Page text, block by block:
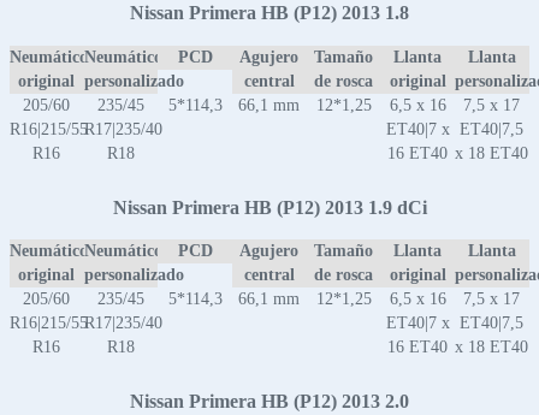
Nissan Primera HB (P12) 2013 1.8
Neumático
original
Neumático
personalizado
PCD
Agujero
central
Tamaño
de rosca
Llanta
original
Llanta
205/60
R16|215/55
R16
235/45
R17|235/40
R18
5*114,3 66,1 mm 12*1,25
6,5 x 16
ET40|7 x
16 ET40
7,5 x 17
ET40|7,5
x 18 ET40
Nissan Primera HB (P12) 2013 1.9 dCi
Neumático
original
Neumático
personalizado
PCD
Agujero
central
Tamaño
de rosca
Llanta
original
Llanta
205/60
R16|215/55
R16
235/45
R17|235/40
R18
5*114,3 66,1 mm 12*1,25
6,5 x 16
ET40|7 x
16 ET40
7,5 x 17
ET40|7,5
x 18 ET40
Nissan Primera HB (P12) 2013 2.0